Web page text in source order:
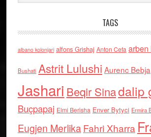
TAGS
albano kolonjari alfons Grishaj Anton Cefa
Bushati Astrit Lulushi Aurenc Bebja
Jashari Beqir Sinadalip
Buçpapaj Elmi Berisha Enver Bytyci Ermira
Eugjen MerlikaFahri Xharra